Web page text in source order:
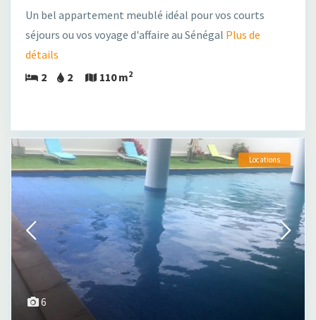
Un bel appartement meublé idéal pour vos courts
séjours ou vos voyage d'affaire au Sénégal Plus de
détails
2
2 110 m2
6
Locations